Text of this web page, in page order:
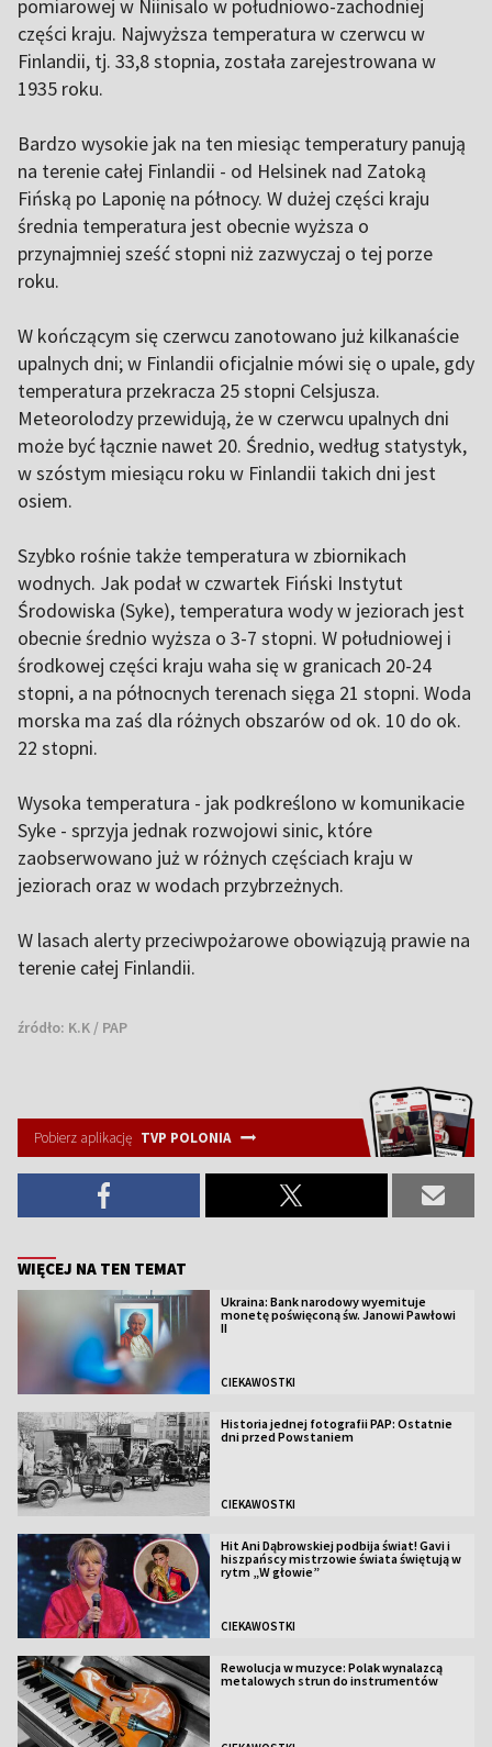
pomiarowej w Niinisalo w południowo-zachodniej
części kraju. Najwyższa temperatura w czerwcu w
Finlandii, tj. 33,8 stopnia, została zarejestrowana w
1935 roku.
Bardzo wysokie jak na ten miesiąc temperatury panują
na terenie całej Finlandii - od Helsinek nad Zatoką
Fińską po Laponię na północy. W dużej części kraju
średnia temperatura jest obecnie wyższa o
przynajmniej sześć stopni niż zazwyczaj o tej porze
roku.
W kończącym się czerwcu zanotowano już kilkanaście
upalnych dni; w Finlandii oficjalnie mówi się o upale, gdy
temperatura przekracza 25 stopni Celsjusza.
Meteorolodzy przewidują, że w czerwcu upalnych dni
może być łącznie nawet 20. Średnio, według statystyk,
w szóstym miesiącu roku w Finlandii takich dni jest
osiem.
Szybko rośnie także temperatura w zbiornikach
wodnych. Jak podał w czwartek Fiński Instytut
Środowiska (Syke), temperatura wody w jeziorach jest
obecnie średnio wyższa o 3-7 stopni. W południowej i
środkowej części kraju waha się w granicach 20-24
stopni, a na północnych terenach sięga 21 stopni. Woda
morska ma zaś dla różnych obszarów od ok. 10 do ok.
22 stopni.
Wysoka temperatura - jak podkreślono w komunikacie
Syke - sprzyja jednak rozwojowi sinic, które
zaobserwowano już w różnych częściach kraju w
jeziorach oraz w wodach przybrzeżnych.
W lasach alerty przeciwpożarowe obowiązują prawie na
terenie całej Finlandii.
źródło: K.K / PAP
Pobierz aplikację TVP POLONIA
WIĘCEJ NA TEN TEMAT
Ukraina: Bank narodowy wyemituje
monetę poświęconą św. Janowi Pawłowi
II
CIEKAWOSTKI
Historia jednej fotografii PAP: Ostatnie
dni przed Powstaniem
CIEKAWOSTKI
Hit Ani Dąbrowskiej podbija świat! Gavi i
hiszpańscy mistrzowie świata świętują w
rytm „W głowie”
CIEKAWOSTKI
Rewolucja w muzyce: Polak wynalazcą
metalowych strun do instrumentów